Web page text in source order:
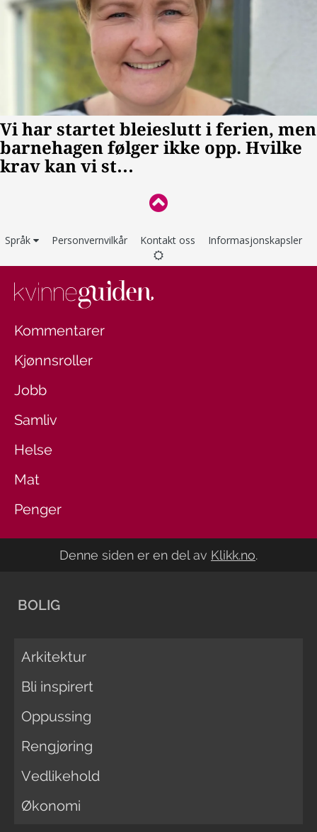
Språk Personvernvilkår Kontakt oss Informasjonskapsler
Kommentarer
Kjønnsroller
Jobb
Samliv
Helse
Mat
Penger
Denne siden er en del av Klikk.no.
BOLIG
Arkitektur
Bli inspirert
Oppussing
Rengjøring
Vedlikehold
Økonomi